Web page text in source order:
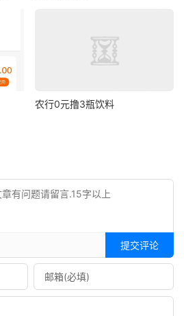
农行0元撸3瓶饮料
提交评论